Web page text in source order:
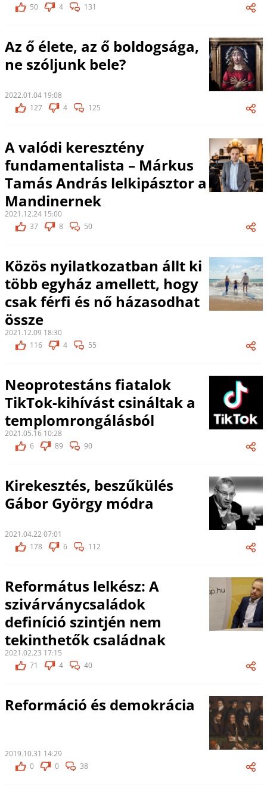
50
4 131
Az ő élete, az ő boldogsága,
ne szóljunk bele?
2022.01.04 19:08
127
4 125
A valódi keresztény
fundamentalista – Márkus
Tamás András lelkipásztor a
Mandinernek
2021.12.24 15:00
37
8 50
Közös nyilatkozatban állt ki
több egyház amellett, hogy
csak férfi és nő házasodhat
össze
2021.12.09 18:30
116
4 55
Neoprotestáns fiatalok
TikTok-kihívást csináltak a
templomrongálásból
2021.05.16 10:28
6
89 90
Kirekesztés, beszűkülés
Gábor György módra
2021.04.22 07:01
178
6 112
Református lelkész: A
szivárványcsaládok
definíció szintjén nem
tekinthetők családnak
2021.02.23 17:15
71
4 40
Reformáció és demokrácia
2019.10.31 14:29
0
0 38